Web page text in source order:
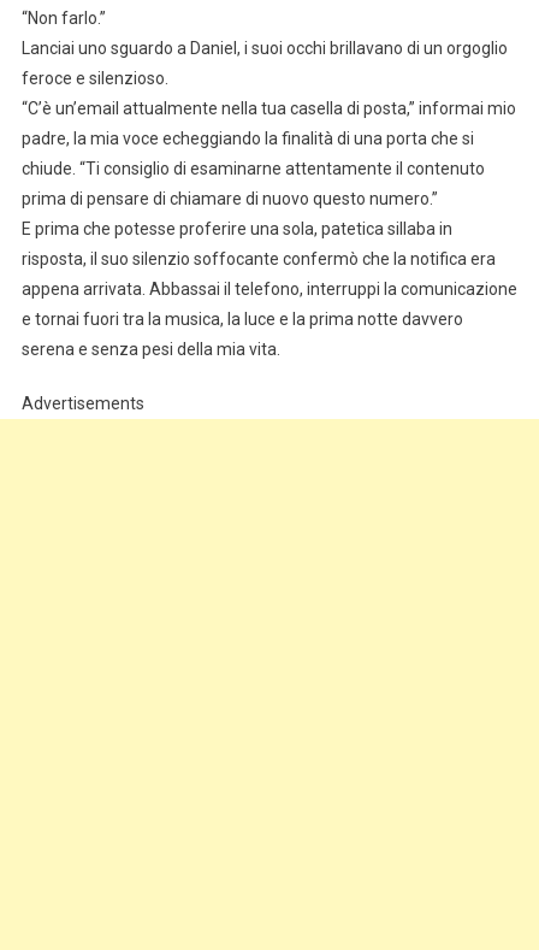
“Non farlo.”
Lanciai uno sguardo a Daniel, i suoi occhi brillavano di un orgoglio
feroce e silenzioso.
“C’è un’email attualmente nella tua casella di posta,” informai mio
padre, la mia voce echeggiando la finalità di una porta che si
chiude. “Ti consiglio di esaminarne attentamente il contenuto
prima di pensare di chiamare di nuovo questo numero.”
E prima che potesse proferire una sola, patetica sillaba in
risposta, il suo silenzio soffocante confermò che la notifica era
appena arrivata. Abbassai il telefono, interruppi la comunicazione
e tornai fuori tra la musica, la luce e la prima notte davvero
serena e senza pesi della mia vita.
Advertisements